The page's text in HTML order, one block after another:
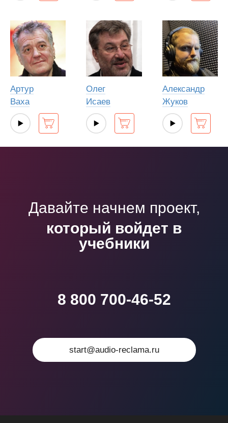
Артур
Ваха
Олег
Исаев
Александр
Жуков
Давайте начнем проект,
который войдет в
учебники
8 800 700-46-52
start@audio-reclama.ru